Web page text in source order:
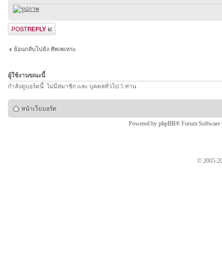
ตอบกระทู้
ย้อนกลับไปยัง สัพเพเหระ
ผู้ใช้งานขณะนี้
กำลังดูบอร์ดนี้: ไม่มีสมาชิก และ บุคคลทั่วไป 5 ท่าน
หน้าเว็บบอร์ด
Powered by phpBB® Forum
© 2005-